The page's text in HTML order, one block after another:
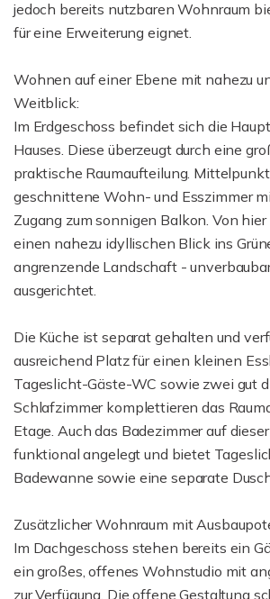
jedoch bereits nutzbaren Wohnraum
für eine Erweiterung eignet.
Wohnen auf einer Ebene mit nahezu
Weitblick:
Im Erdgeschoss befindet sich die
Hauses. Diese überzeugt durch eine
praktische Raumaufteilung.
geschnittene Wohn- und Esszimmer
Zugang zum sonnigen Balkon. Von
einen nahezu idyllischen Blick ins
angrenzende Landschaft -
ausgerichtet.
Die Küche ist separat gehalten und
ausreichend Platz für einen kleinen
Tageslicht-Gäste-WC sowie zwei gut
Schlafzimmer komplettieren das
Etage. Auch das Badezimmer auf
funktional angelegt und bietet
Badewanne sowie eine separate
Zusätzlicher Wohnraum mit
Im Dachgeschoss stehen bereits ein
ein großes, offenes Wohnstudio mit
zur Verfügung. Die offene Gestaltung